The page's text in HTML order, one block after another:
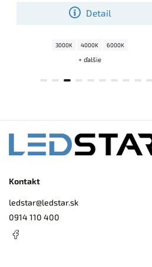
Detail
biela 4000–4500K má potlačenú modrú
zložku, svieti príjemne prirodzene a
prípadne ho môžete podľa potreby
skracovať po každých 20 cm.
3000K 4000K 6000K
+ ďalšie
Kontakt
ledstar@ledstar.sk
0914 110 400